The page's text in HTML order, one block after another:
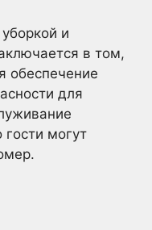
и
в том,
обеспечение
для
гости могут